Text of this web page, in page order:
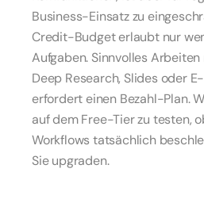
Business-Einsatz zu
Credit-Budget erlaubt nur
Aufgaben. Sinnvolles
Deep Research, Slides oder
erfordert einen Bezahl-Plan.
auf dem Free-Tier zu testen,
Workflows tatsächlich
Sie upgraden.